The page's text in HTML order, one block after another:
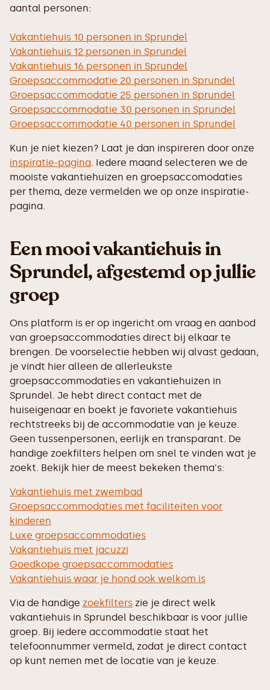
aantal personen:
Vakantiehuis 10 personen in Sprundel
Vakantiehuis 12 personen in Sprundel
Vakantiehuis 16 personen in Sprundel
Groepsaccommodatie 20 personen in Sprundel
Groepsaccommodatie 25 personen in Sprundel
Groepsaccommodatie 30 personen in Sprundel
Groepsaccommodatie 40 personen in Sprundel
Kun je niet kiezen? Laat je dan inspireren door onze
inspiratie-pagina. Iedere maand selecteren we de
mooiste vakantiehuizen en groepsaccomodaties
per thema, deze vermelden we op onze inspiratie-
pagina.
Een mooi vakantiehuis in
Sprundel, afgestemd op jullie
groep
Ons platform is er op ingericht om vraag en aanbod
van groepsaccommodaties direct bij elkaar te
brengen. De voorselectie hebben wij alvast gedaan,
je vindt hier alleen de allerleukste
groepsaccommodaties en vakantiehuizen in
Sprundel. Je hebt direct contact met de
huiseigenaar en boekt je favoriete vakantiehuis
rechtstreeks bij de accommodatie van je keuze.
Geen tussenpersonen, eerlijk en transparant. De
handige zoekfilters helpen om snel te vinden wat je
zoekt. Bekijk hier de meest bekeken thema's:
Vakantiehuis met zwembad
Groepsaccommodaties met faciliteiten voor
kinderen
Luxe groepsaccommodaties
Vakantiehuis met jacuzzi
Goedkope groepsaccommodaties
Vakantiehuis waar je hond ook welkom is
Via de handige zoekfilters zie je direct welk
vakantiehuis in Sprundel beschikbaar is voor jullie
groep. Bij iedere accommodatie staat het
telefoonnummer vermeld, zodat je direct contact
op kunt nemen met de locatie van je keuze.